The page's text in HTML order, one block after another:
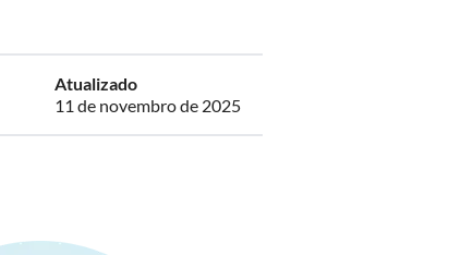
Atualizado
11 de novembro de 2025